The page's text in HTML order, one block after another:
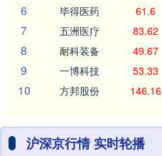
6 毕得医药 61.6
7 五洲医疗 83.62
8 耐科装备 49.67
9 一博科技 53.33
10 方邦股份 146.16
沪深京行情 实时轮播